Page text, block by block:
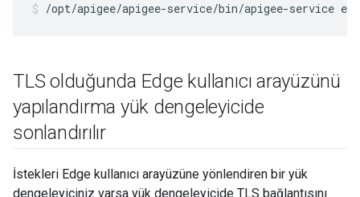
/opt/apigee/apigee-service/bin/apigee-service
TLS olduğunda Edge kullanıcı arayüzünü
yapılandırma yük dengeleyicide
sonlandırılır
İstekleri Edge kullanıcı arayüzüne yönlendiren bir yük
dengeleyiciniz varsa yük dengeleyicide TLS bağlantısını